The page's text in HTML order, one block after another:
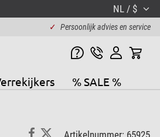
NL / $
✓ Persoonlijk advies en service
% SALE %